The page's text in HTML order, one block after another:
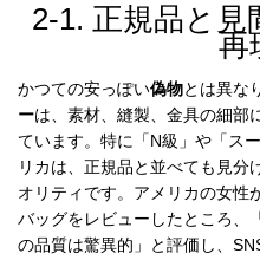
2-1. 正規品と
再
かつての安っぽい偽物とは異な
ーは、素材、縫製、金具の細部
ています。特に「N級」や「ス
リカは、正規品と並べても見分
オリティです。アメリカの女性
バッグをレビューしたところ、
の品質は驚異的」と評価し、